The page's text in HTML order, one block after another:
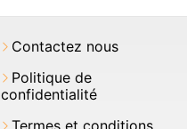
Contactez nous
Politique de
confidentialité
Termes et conditions